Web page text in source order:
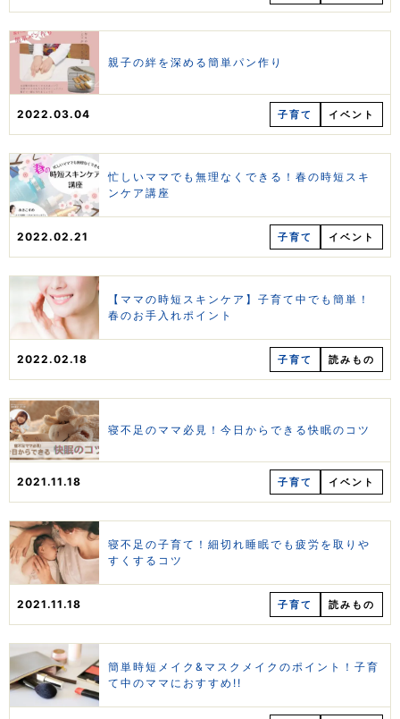
2022.03.04 子育て イベント
親子の絆を深める簡単パン作り
2022.02.21 子育て イベント
忙しいママでも無理なくできる！春の時短スキ
ンケア講座
2022.02.18 子育て 読みもの
【ママの時短スキンケア】子育て中でも簡単！
春のお手入れポイント
2021.11.18 子育て イベント
寝不足のママ必見！今日からできる快眠のコツ
2021.11.18 子育て 読みもの
寝不足の子育て！細切れ睡眠でも疲労を取りや
すくするコツ
簡単時短メイク&マスクメイクのポイント！子育
て中のママにおすすめ!!